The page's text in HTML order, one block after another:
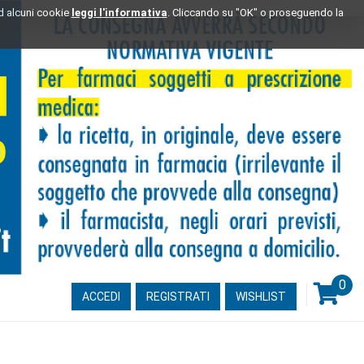
alcuni cookie leggi l'informativa. Cliccando su "OK" o proseguendo la
ACCEDI REGISTRATI WISHLIST
0